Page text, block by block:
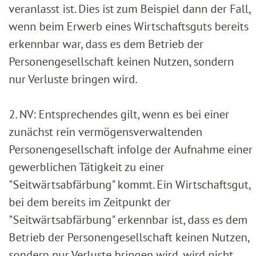
veranlasst ist. Dies ist zum Beispiel dann der Fall,
wenn beim Erwerb eines Wirtschaftsguts bereits
erkennbar war, dass es dem Betrieb der
Personengesellschaft keinen Nutzen, sondern
nur Verluste bringen wird.
2. NV: Entsprechendes gilt, wenn es bei einer
zunächst rein vermögensverwaltenden
Personengesellschaft infolge der Aufnahme einer
gewerblichen Tätigkeit zu einer
"Seitwärtsabfärbung" kommt. Ein Wirtschaftsgut,
bei dem bereits im Zeitpunkt der
"Seitwärtsabfärbung" erkennbar ist, dass es dem
Betrieb der Personengesellschaft keinen Nutzen,